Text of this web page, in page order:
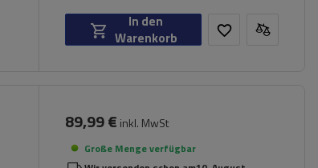
In den
Warenkorb
89,99 € inkl. MwSt
Große Menge verfügbar